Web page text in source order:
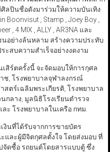
ลปินชื่อดังมาร่วมให้ความบันเทิง
Boonvisut , Stamp , Joey Boy ,
, 4 MIX , ALLY , AR3NA และ
อย่างล้นหลาม สร้างความประทับ
ะสบความสำเร็จอย่างงดงาม
สิร์ตครั้งนี้ จะจัดมอบให้การกุศล
ช, โรงพยาบาลจุฬาลงกรณ์
ตร์เฉลิมพระเกียรติ, โรงพยาบาล
กลาง, มูลนิธิโรงเรียนตำรวจ
ะ โรงพยาบาลในเครือ กทม.
งินที่ได้รับจากการขายบัตร
และผู้มีจิตกุศลตั้งใจ โดยส่งมอบ ที่
จัดซื้อ รถยนต์โดยสารแบบตู้ ซึ่ง